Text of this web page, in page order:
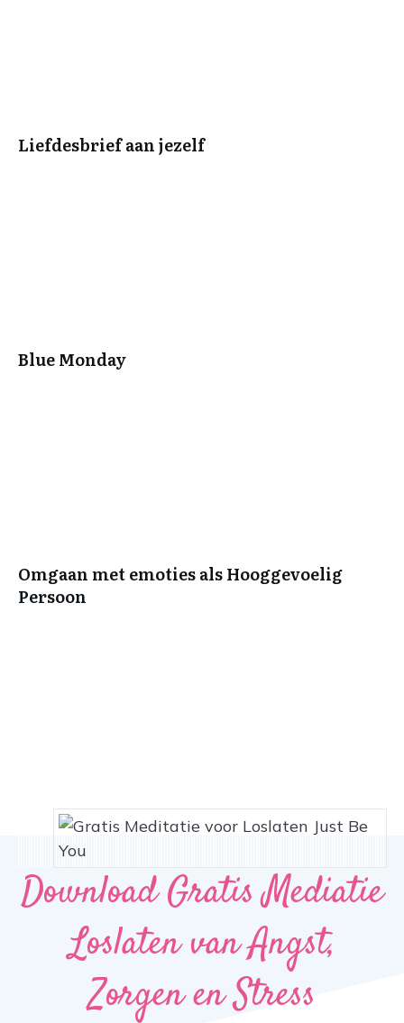
Liefdesbrief aan jezelf
Blue Monday
Omgaan met emoties als Hooggevoelig
Persoon
Download Gratis Mediatie
Loslaten van Angst,
Zorgen en Stress